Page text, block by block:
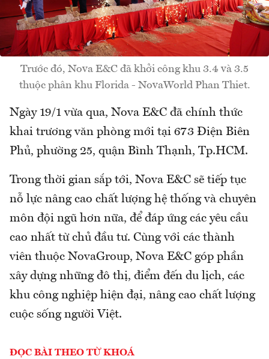
Trước đó, Nova E&C đã khởi công khu 3.4 và 3.5
thuộc phân khu Florida - NovaWorld Phan Thiet.
Ngày 19/1 vừa qua, Nova E&C đã chính thức
khai trương văn phòng mới tại 673 Điện Biên
Phủ, phường 25, quận Bình Thạnh, Tp.HCM.
Trong thời gian sắp tới, Nova E&C sẽ tiếp tục
nỗ lực nâng cao chất lượng hệ thống và chuyên
môn đội ngũ hơn nữa, để đáp ứng các yêu cầu
cao nhất từ chủ đầu tư. Cùng với các thành
viên thuộc NovaGroup, Nova E&C góp phần
xây dựng những đô thị, điểm đến du lịch, các
khu công nghiệp hiện đại, nâng cao chất lượng
cuộc sống người Việt.
ĐỌC BÀI THEO TỪ KHOÁ